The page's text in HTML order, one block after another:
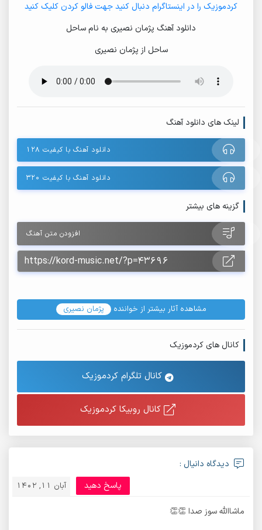
کردموزیک را در اینستاگرام دنبال کنید جهت فالو کردن کلیک کنید
دانلود آهنگ پژمان نصیری به نام ساحل
ساحل از پژمان نصیری
لینک های دانلود آهنگ
دانلود آهنگ با کیفیت ۱۲۸
دانلود آهنگ با کیفیت ۳۲۰
گزینه های بیشتر
افزودن متن آهنگ
مشاهده آثار بیشتر از خواننده پژمان نصیری
کانال های کردموزیک
کانال تلگرام کردموزیک
کانال روبیکا کردموزیک
دیدگاه دانیال :
آبان 11, 1402 پاسخ دهید
ماشاالله سوز صدا 👏👏